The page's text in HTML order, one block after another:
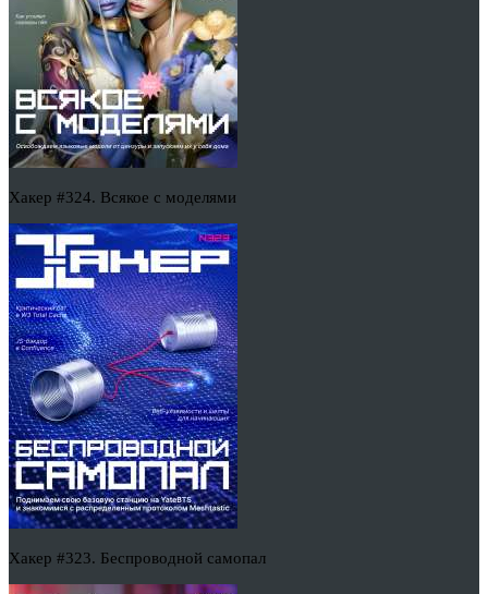
Хакер #324. Всякое с моделями
Хакер #323. Беспроводной самопал